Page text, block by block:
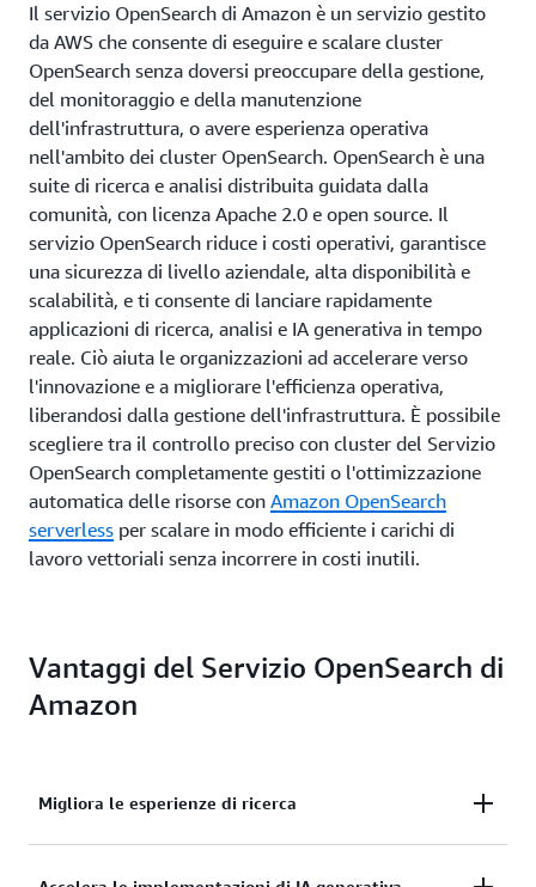
Il servizio OpenSearch di Amazon è un servizio gestito
da AWS che consente di eseguire e scalare cluster
OpenSearch senza doversi preoccupare della gestione,
del monitoraggio e della manutenzione
dell'infrastruttura, o avere esperienza operativa
nell'ambito dei cluster OpenSearch. OpenSearch è una
suite di ricerca e analisi distribuita guidata dalla
comunità, con licenza Apache 2.0 e open source. Il
servizio OpenSearch riduce i costi operativi, garantisce
una sicurezza di livello aziendale, alta disponibilità e
scalabilità, e ti consente di lanciare rapidamente
applicazioni di ricerca, analisi e IA generativa in tempo
reale. Ciò aiuta le organizzazioni ad accelerare verso
l'innovazione e a migliorare l'efficienza operativa,
liberandosi dalla gestione dell'infrastruttura. È possibile
scegliere tra il controllo preciso con cluster del Servizio
OpenSearch completamente gestiti o l'ottimizzazione
automatica delle risorse con Amazon OpenSearch
serverless per scalare in modo efficiente i carichi di
lavoro vettoriali senza incorrere in costi inutili.
Vantaggi del Servizio OpenSearch di
Amazon
Migliora le esperienze di ricerca